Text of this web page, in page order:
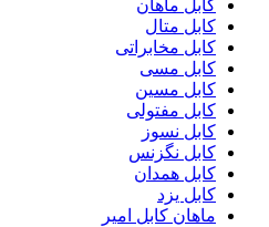
کابل ماهان
کابل متال
کابل مخابراتی
کابل مسی
کابل مسین
کابل مفتولی
کابل نسوز
کابل نگزنس
کابل همدان
کابل یزد
ماهان کابل امیر